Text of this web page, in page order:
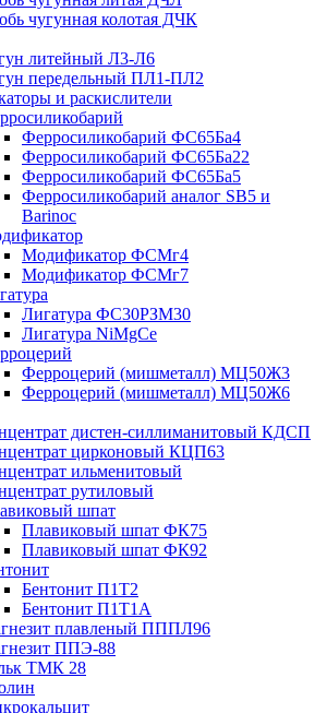
чугунная колотая ДЧК
литейный Л3-Л6
передельный ПЛ1-ПЛ2
и раскислители
Ферросиликобарий ФС65Ба4
Ферросиликобарий ФС65Ба22
Ферросиликобарий ФС65Ба5
Ферросиликобарий аналог SB5 и
Barinoc
Модификатор ФСМг4
Модификатор ФСМг7
Лигатура ФС30РЗМ30
Лигатура NiMgCe
Ферроцерий (мишметалл) МЦ50Ж3
Ферроцерий (мишметалл) МЦ50Ж6
дистен-силлиманитовый КДСП
цирконовый КЦП63
ильменитовый
рутиловый
шпат
Плавиковый шпат ФК75
Плавиковый шпат ФК92
Бентонит П1Т2
Бентонит П1Т1А
плавленый ПППЛ96
ППЭ-88
ТМК 28